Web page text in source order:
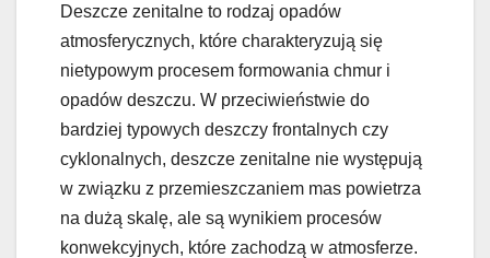
Deszcze zenitalne to rodzaj opadów
atmosferycznych, które charakteryzują się
nietypowym procesem formowania chmur i
opadów deszczu. W przeciwieństwie do
bardziej typowych deszczy frontalnych czy
cyklonalnych, deszcze zenitalne nie występują
w związku z przemieszczaniem mas powietrza
na dużą skalę, ale są wynikiem procesów
konwekcyjnych, które zachodzą w atmosferze.